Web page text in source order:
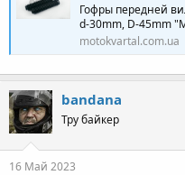
Гофры передней
d-30mm, D-45mm
motokvartal.com.ua
bandana
Тру байкер
16 Май 2023